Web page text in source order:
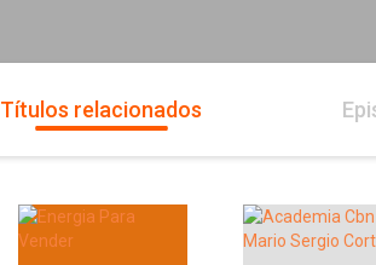
Títulos relacionados